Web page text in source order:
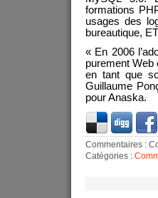
formations
usages des
bureautique,
« En 2006
purement Web
en tant que
Guillaume
pour Anaska.
Commentaires :
Catégories :